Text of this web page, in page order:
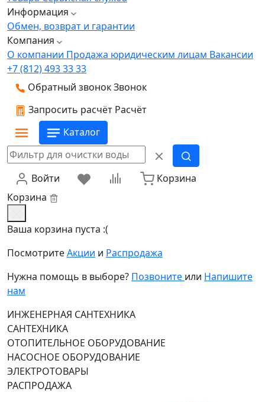
Информация
Обмен, возврат и гарантии
Компания
О компании Продажа юридическим лицам Вакансии
+7 (812) 493 33 33
Обратный звонокЗвонок
Запросить расчёт Расчёт
Каталог
Войти
Корзина
Корзина
Ваша корзина пуста :(
ПосмотритеАкции и Распродажа
Нужна помощь в выборе? Позвоните или Напишите
нам
ИНЖЕНЕРНАЯ САНТЕХНИКА
САНТЕХНИКА
ОТОПИТЕЛЬНОЕ ОБОРУДОВАНИЕ
НАСОСНОЕ ОБОРУДОВАНИЕ
ЭЛЕКТРОТОВАРЫ
РАСПРОДАЖА